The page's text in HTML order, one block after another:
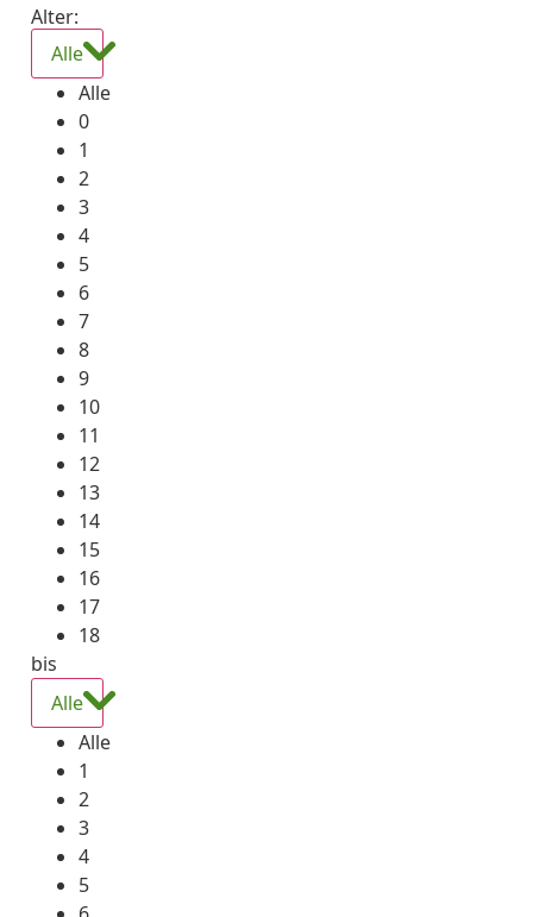
Alter:
Alle
Alle
0
1
2
3
4
5
6
7
8
9
10
11
12
13
14
15
16
17
18
bis
Alle
Alle
1
2
3
4
5